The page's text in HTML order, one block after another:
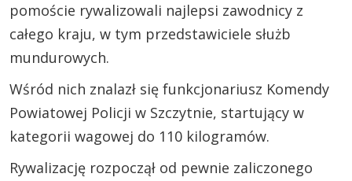
pomoście rywalizowali najlepsi zawodnicy z
całego kraju, w tym przedstawiciele służb
mundurowych.
Wśród nich znalazł się funkcjonariusz Komendy
Powiatowej Policji w Szczytnie, startujący w
kategorii wagowej do 110 kilogramów.
Rywalizację rozpoczął od pewnie zaliczonego